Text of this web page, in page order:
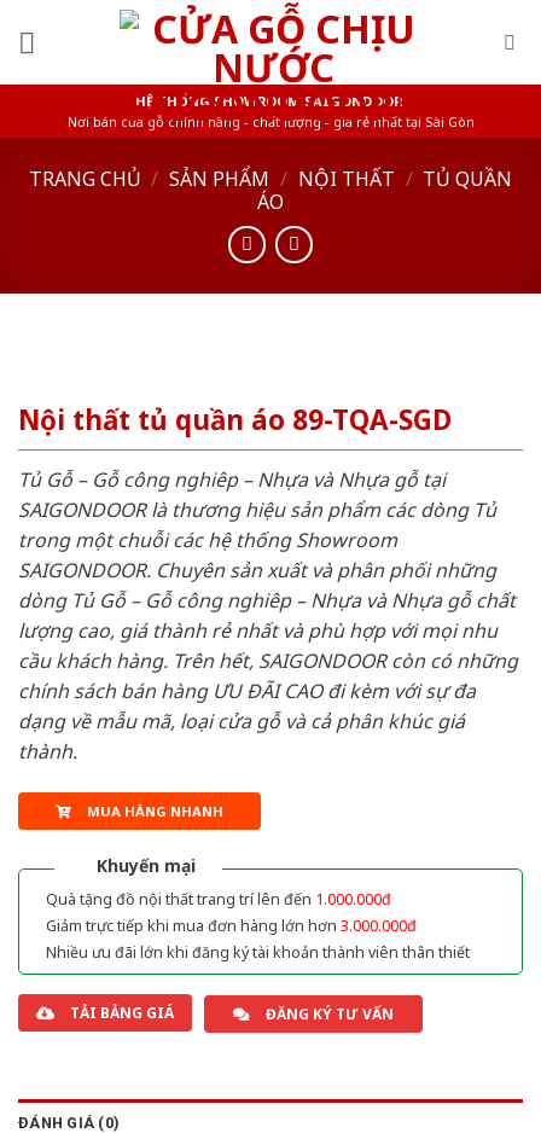
HỆ THỐNG SHOWROOM SAIGONDOOR
Nơi bán cửa gỗ chính hãng - chất lượng - giá rẻ nhất tại Sài Gòn
TRANG CHỦ / SẢN PHẨM / NỘI THẤT / TỦ QUẦN
ÁO
Nội thất tủ quần áo 89-TQA-SGD
Tủ Gỗ – Gỗ công nghiêp – Nhựa và Nhựa gỗ tại
SAIGONDOOR là thương hiệu sản phẩm các dòng Tủ
trong một chuỗi các hệ thống Showroom
SAIGONDOOR. Chuyên sản xuất và phân phối những
dòng Tủ Gỗ – Gỗ công nghiêp – Nhựa và Nhựa gỗ chất
lượng cao, giá thành rẻ nhất và phù hợp với mọi nhu
cầu khách hàng. Trên hết, SAIGONDOOR còn có những
chính sách bán hàng ƯU ĐÃI CAO đi kèm với sự đa
dạng về mẫu mã, loại cửa gỗ và cả phân khúc giá
thành.
MUA HÀNG NHANH
Khuyến mại
Quà tặng đồ nội thất trang trí lên đến 1.000.000đ
Giảm trực tiếp khi mua đơn hàng lớn hơn 3.000.000đ
Nhiều ưu đãi lớn khi đăng ký tài khoản thành viên thân thiết
TẢI BẢNG GIÁ ĐĂNG KÝ TƯ VẤN
ĐÁNH GIÁ (0)